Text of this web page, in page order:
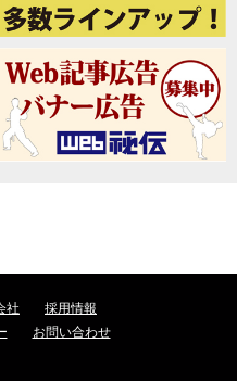
社
採用情報
お問い合わせ